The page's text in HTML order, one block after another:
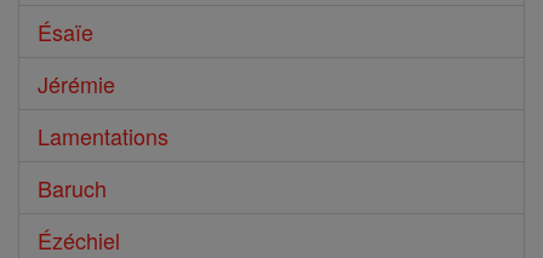
Ésaïe
Jérémie
Lamentations
Baruch
Ézéchiel